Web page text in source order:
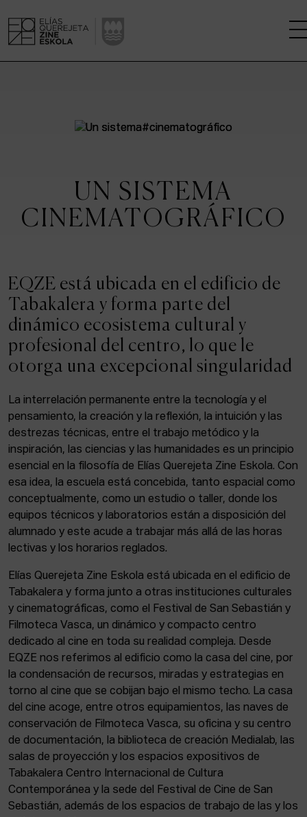
CENTRO DE INVESTIGACIÓN
KINOFABRIKA
LA CASA DEL CINE
ACTUALIDAD
Admisión
Intranet
Facebook Equis Instagram
© Elías Querejeta Zine Eskola 2026
Tabakalera · Andre zigarrogileak plaza, 1
20012 Donostia / San Sebastián
T. 0034 943 545 005
E. info@zine-eskola.eus
UN SISTEMA
CINEMATOGRÁFICO
EQZE está ubicada en el edificio de
Tabakalera y forma parte del
dinámico ecosistema cultural y
profesional del centro, lo que le
otorga una excepcional singularidad
La interrelación permanente entre la tecnología y el
pensamiento, la creación y la reflexión, la intuición y las
destrezas técnicas, entre el trabajo metódico y la
inspiración, las ciencias y las humanidades es un principio
esencial en la filosofía de Elías Querejeta Zine Eskola. Con
esa idea, la escuela está concebida, tanto espacial como
conceptualmente, como un estudio o taller, donde los
equipos técnicos y laboratorios están a disposición del
alumnado y este acude a trabajar más allá de las horas
lectivas y los horarios reglados.
Elías Querejeta Zine Eskola está ubicada en el edificio de
Tabakalera y forma junto a otras instituciones culturales
y cinematográficas, como el Festival de San Sebastián y
Filmoteca Vasca, un dinámico y compacto centro
dedicado al cine en toda su realidad compleja. Desde
EQZE nos referimos al edificio como la casa del cine, por
la condensación de recursos, miradas y estrategias en
torno al cine que se cobijan bajo el mismo techo. La casa
del cine acoge, entre otros equipamientos, las naves de
conservación de Filmoteca Vasca, su oficina y su centro
de documentación, la biblioteca de creación Medialab, las
salas de proyección y los espacios expositivos de
Tabakalera Centro Internacional de Cultura
Contemporánea y la sede del Festival de Cine de San
Sebastián, además de los espacios de trabajo de las y los